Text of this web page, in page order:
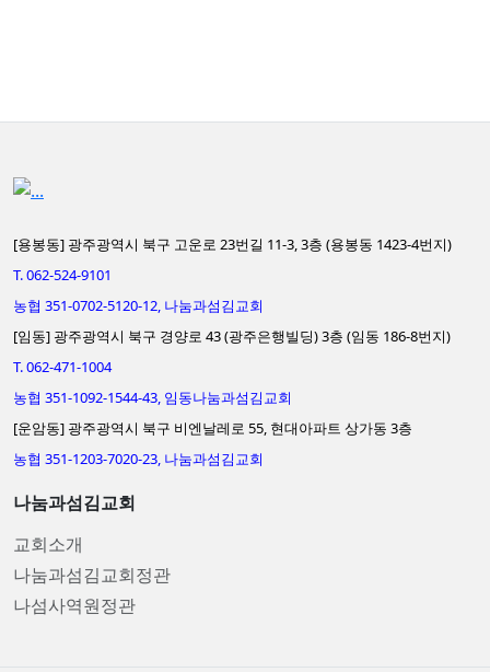
[용봉동] 광주광역시 북구 고운로 23번길 11-3, 3층 (용봉동 1423-4번지)
T. 062-524-9101
농협 351-0702-5120-12, 나눔과섬김교회
[임동] 광주광역시 북구 경양로 43 (광주은행빌딩) 3층 (임동 186-8번지)
T. 062-471-1004
농협 351-1092-1544-43, 임동나눔과섬김교회
[운암동] 광주광역시 북구 비엔날레로 55, 현대아파트 상가동 3층
농협 351-1203-7020-23, 나눔과섬김교회
나눔과섬김교회
교회소개
나눔과섬김교회정관
나섬사역원정관